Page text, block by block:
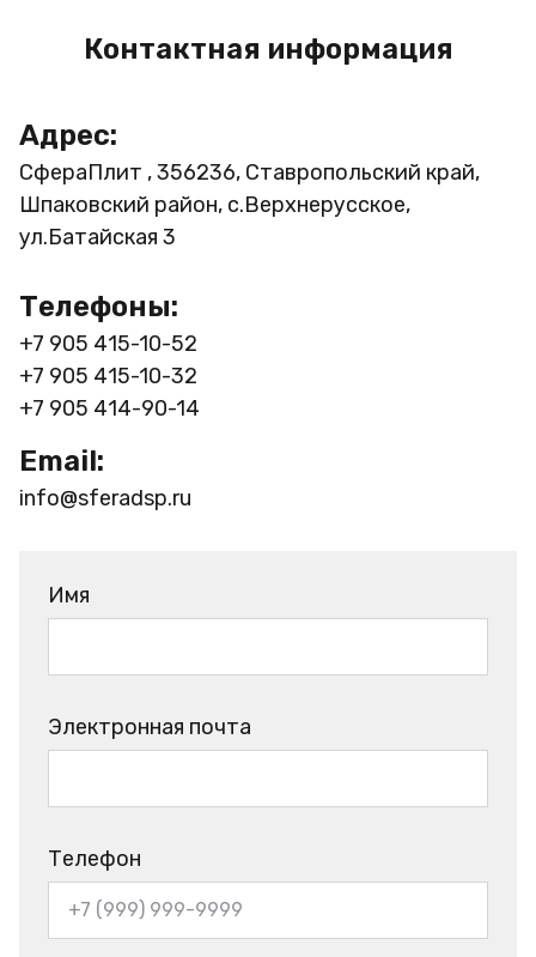
Контактная информация
Адрес:
СфераПлит , 356236, Ставропольский край,
Шпаковский район, с.Верхнерусское,
ул.Батайская 3
Телефоны:
+7 905 415-10-52
+7 905 415-10-32
+7 905 414-90-14
Email:
info@sferadsp.ru
Имя
Электронная почта
Телефон